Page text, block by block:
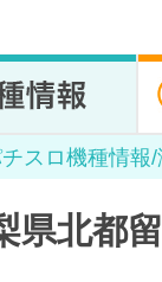
スロ機種情報
県北都